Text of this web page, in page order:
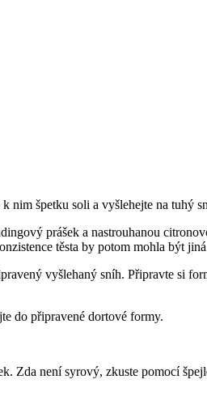
špetku soli a vyšlehejte na tuhý
prášek a nastrouhanou
těsta by potom mohla být
vyšlehaný sníh. Připravte si
do připravené dortové formy.
Zda není syrový, zkuste pomocí